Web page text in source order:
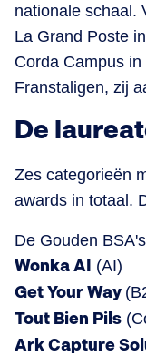
nationale schaal.
La Grand Poste
Corda Campus
Franstaligen, zij
De
Zes categorieën
awards in totaal.
De Gouden
Wonka AI (AI)
Get Your Way
Tout Bien Pils
Ark Capture